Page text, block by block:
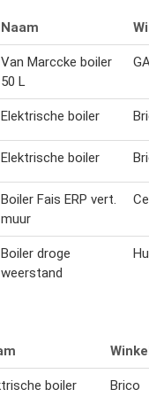
Naam
Van Marccke boiler
50 L
Elektrische boiler
Elektrische boiler
Boiler Fais ERP vert.
muur
Boiler droge
weerstand
boiler
Brico